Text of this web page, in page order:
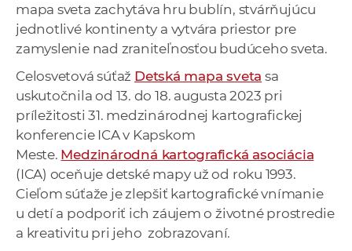
mapa sveta zachytáva hru bublín, stvárňujúcu
jednotlivé kontinenty a vytvára priestor pre
zamyslenie nad zraniteľnosťou budúceho sveta.
Celosvetová súťaž Detská mapa sveta sa
uskutočnila od 13. do 18. augusta 2023 pri
príležitosti 31. medzinárodnej kartografickej
konferencie ICA v Kapskom
Meste. Medzinárodná kartografická asociácia
(ICA) oceňuje detské mapy už od roku 1993.
Cieľom súťaže je zlepšiť kartografické vnímanie
u detí a podporiť ich záujem o životné prostredie
a kreativitu pri jeho zobrazovaní.